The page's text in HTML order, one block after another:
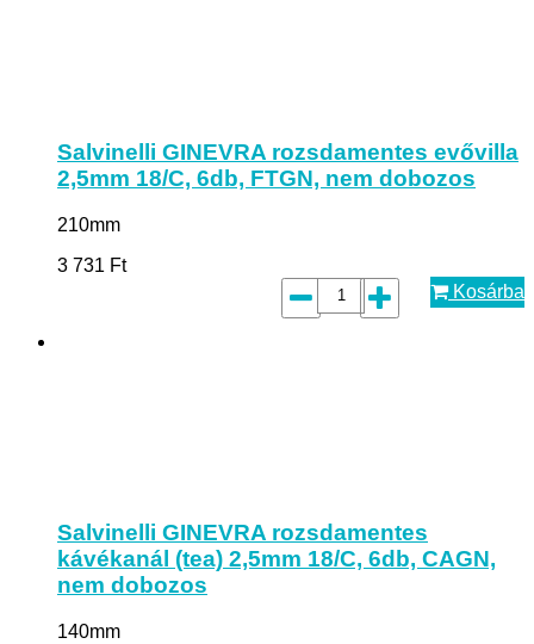
Salvinelli GINEVRA rozsdamentes evővilla
2,5mm 18/C, 6db, FTGN, nem dobozos
210mm
3 731 Ft
Kosárba
Salvinelli GINEVRA rozsdamentes
kávékanál (tea) 2,5mm 18/C, 6db, CAGN,
nem dobozos
140mm